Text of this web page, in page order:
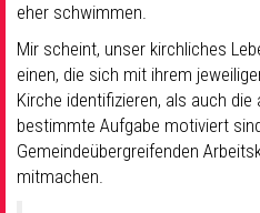
eher schwimmen.
Mir scheint, unser kirchliches
einen, die sich mit ihrem
Kirche identifizieren, als auch die
bestimmte Aufgabe motiviert
Gemeindeübergreifenden
mitmachen.